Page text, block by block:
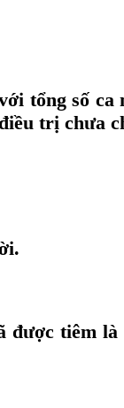
tổng số
trị chưa
tiêm là